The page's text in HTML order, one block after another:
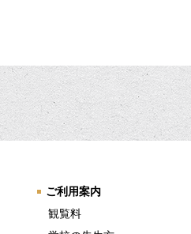
ご利用案内
観覧料